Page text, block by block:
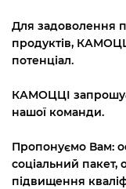
Для задоволення
продуктів,
потенціал.
КАМОЦЦІ
нашої команди.
Пропонуємо Вам:
соціальний пакет,
підвищення